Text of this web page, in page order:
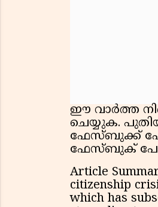
ഈ വാർത്ത
ചെയ്യുക.
ഫേസ്ബുക്ക്
ഫേസ്ബുക്
Article
citizenship
which has